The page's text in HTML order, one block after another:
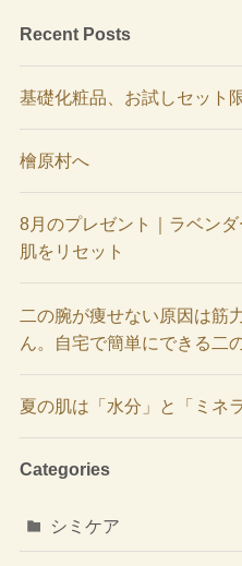
Recent Posts
基礎化粧品、お試しセット
檜原村へ
8月のプレゼント｜ラベン
肌をリセット
二の腕が痩せない原因は筋
ん。自宅で簡単にできる二
夏の肌は「水分」と「ミネ
Categories
シミケア